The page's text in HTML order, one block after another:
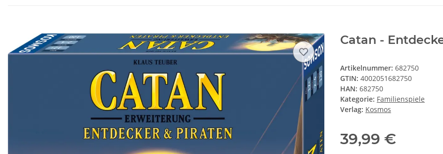
Catan -
Artikelnummer: 682750
GTIN: 4002051682750
HAN: 682750
Kategorie: Familienspiele
Verlag: Kosmos
39,99 €